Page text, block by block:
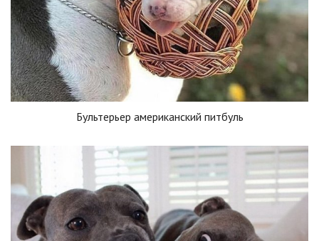
Бультерьер американский питбуль